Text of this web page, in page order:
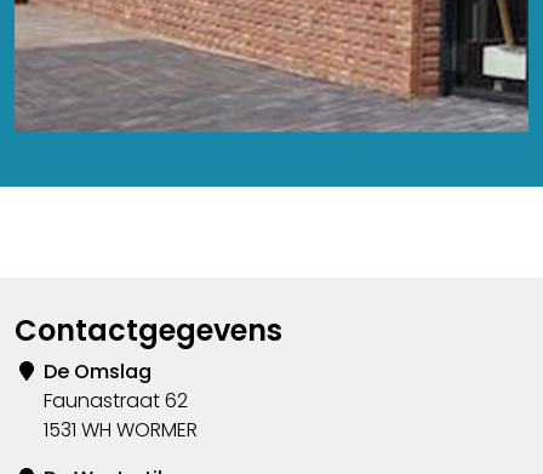
Contactgegevens
De Omslag
Faunastraat 62
1531 WH WORMER